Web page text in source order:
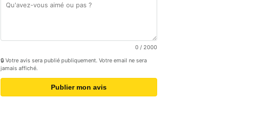
0 / 2000
🔒 Votre avis sera publié publiquement. Votre email ne sera
jamais affiché.
Publier mon avis